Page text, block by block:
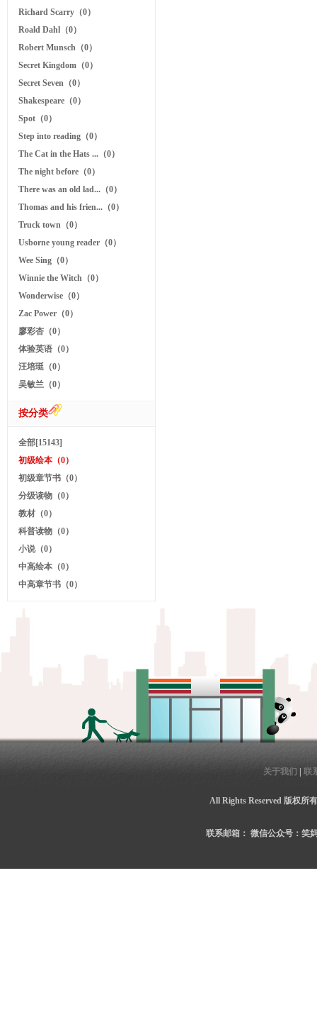
Richard Scarry（0）
Roald Dahl（0）
Robert Munsch（0）
Secret Kingdom（0）
Secret Seven（0）
Shakespeare（0）
Spot（0）
Step into reading（0）
The Cat in the Hats ...（0）
The night before（0）
There was an old lad...（0）
Thomas and his frien...（0）
Truck town（0）
Usborne young reader（0）
Wee Sing（0）
Winnie the Witch（0）
Wonderwise（0）
Zac Power（0）
廖彩杏（0）
体验英语（0）
汪培珽（0）
吴敏兰（0）
按分类
全部[15143]
初级绘本（0）
初级章节书（0）
分级读物（0）
教材（0）
科普读物（0）
小说（0）
中高绘本（0）
中高章节书（0）
关于我们 联
All Rights Reserved 版权
联系邮箱： 微信公众号：笑